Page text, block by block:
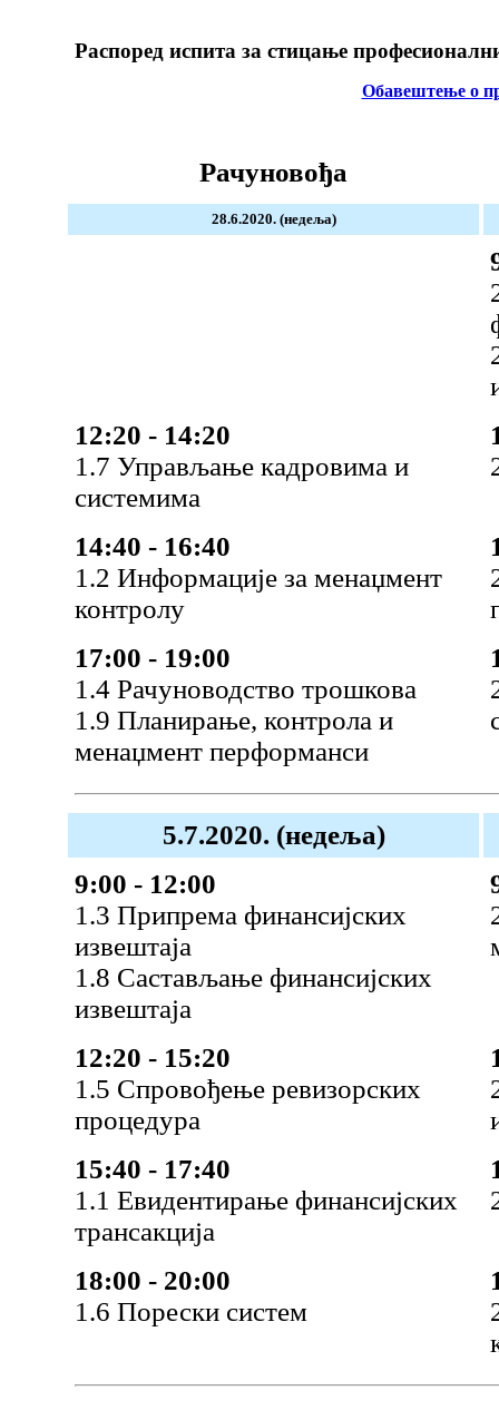
Распоред испита за стицање
Обавештење о
Рачуновођа
28.6.2020. (недеља)
12:20 - 14:20
1.7 Управљање кадровима и
системима
14:40 - 16:40
1.2 Информације за менаџмент
контролу
17:00 - 19:00
1.4 Рачуноводство трошкова
1.9 Планирање, контрола и
менаџмент перформанси
5.7.2020. (недеља)
9:00 - 12:00
1.3 Припрема финансијских
извештаја
1.8 Састављање финансијских
извештаја
12:20 - 15:20
1.5 Спровођење ревизорских
процедура
15:40 - 17:40
1.1 Евидентирање финансијских
трансакција
18:00 - 20:00
1.6 Порески систем